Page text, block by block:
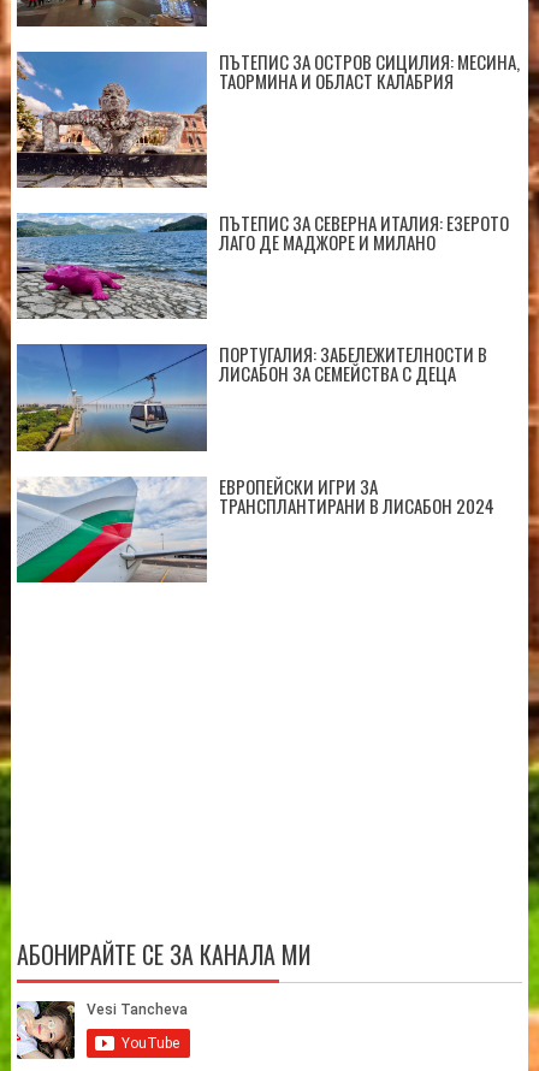
ПЪТЕПИС ЗА ОСТРОВ СИЦИЛИЯ: МЕСИНА,
ТАОРМИНА И ОБЛАСТ КАЛАБРИЯ
ПЪТЕПИС ЗА СЕВЕРНА ИТАЛИЯ: ЕЗЕРОТО
ЛАГО ДЕ МАДЖОРЕ И МИЛАНО
ПОРТУГАЛИЯ: ЗАБЕЛЕЖИТЕЛНОСТИ В
ЛИСАБОН ЗА СЕМЕЙСТВА С ДЕЦА
ЕВРОПЕЙСКИ ИГРИ ЗА
ТРАНСПЛАНТИРАНИ В ЛИСАБОН 2024
АБОНИРАЙТЕ СЕ ЗА КАНАЛА МИ